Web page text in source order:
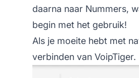
daarna naar Nummers,
begin met het gebruik!
Als je moeite hebt met
verbinden van VoipTiger.